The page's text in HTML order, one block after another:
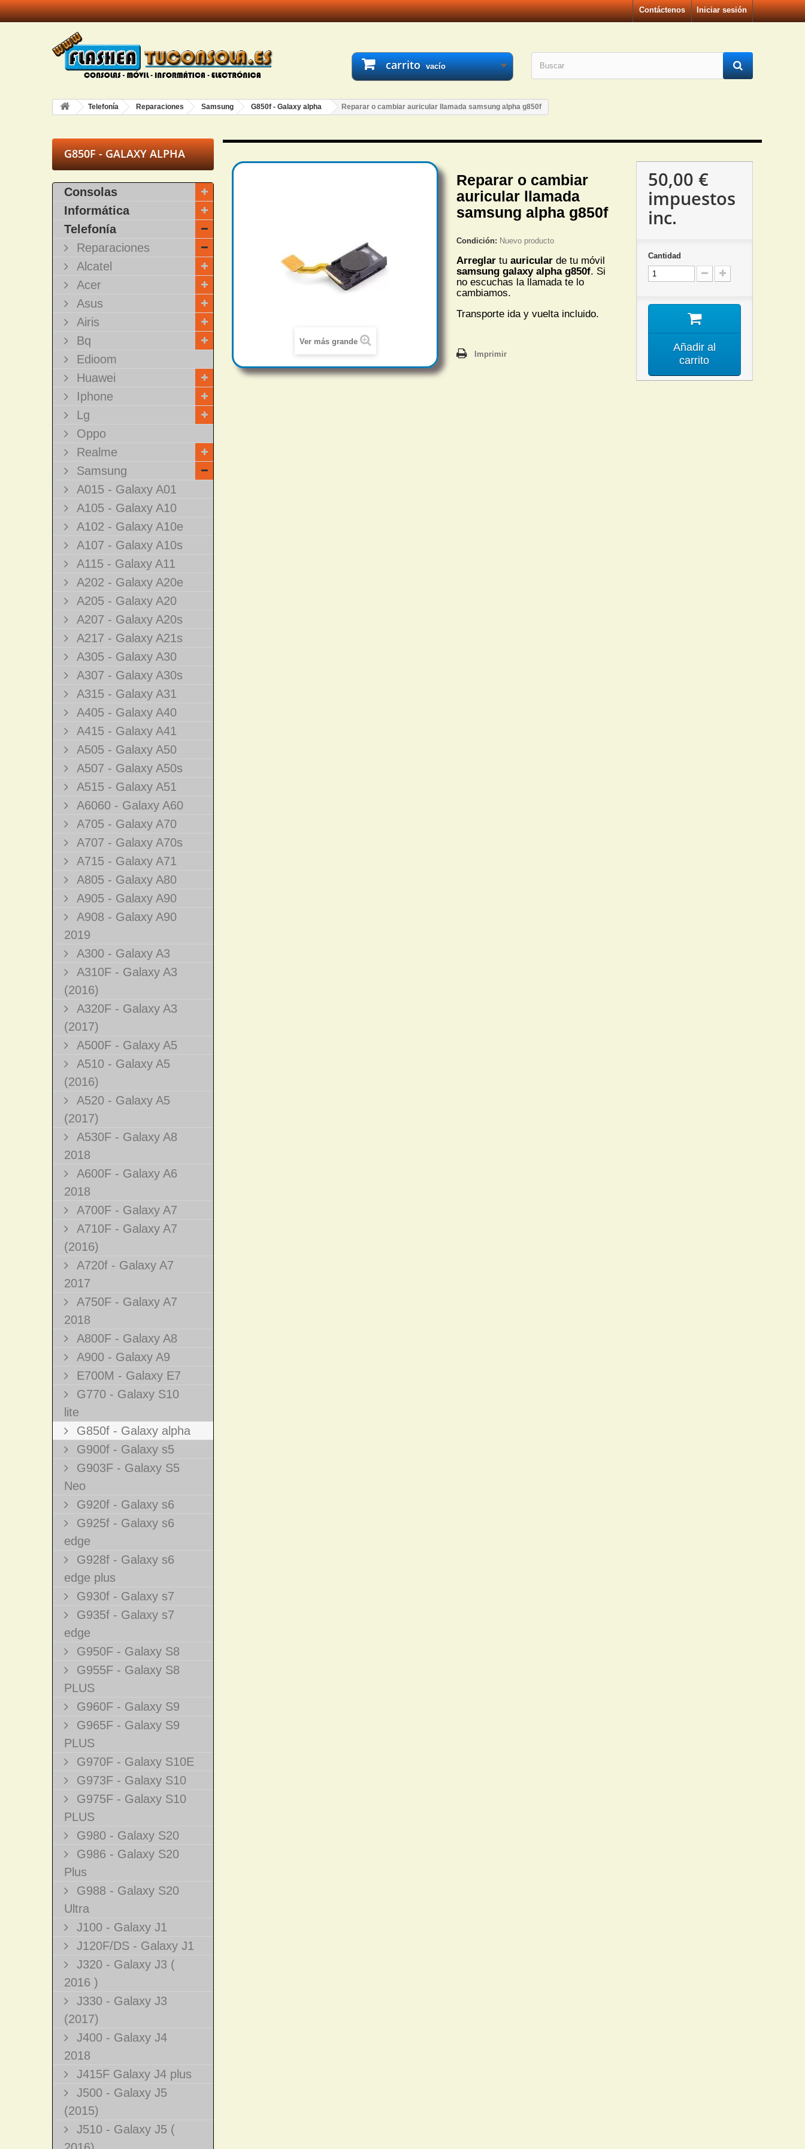
Iniciar sesión
Contáctenos
carrito vacío
Telefonía Reparaciones Samsung G850f - Galaxy alpha Reparar o cambiar auricular llamada samsung alpha g850f
G850F - GALAXY ALPHA
Consolas
Informática
Telefonía
Reparaciones
Alcatel
Acer
Asus
Airis
Bq
Edioom
Huawei
Iphone
Lg
Oppo
Realme
Samsung
A015 - Galaxy A01
A105 - Galaxy A10
A102 - Galaxy A10e
A107 - Galaxy A10s
A115 - Galaxy A11
A202 - Galaxy A20e
A205 - Galaxy A20
A207 - Galaxy A20s
A217 - Galaxy A21s
A305 - Galaxy A30
A307 - Galaxy A30s
A315 - Galaxy A31
A405 - Galaxy A40
A415 - Galaxy A41
A505 - Galaxy A50
A507 - Galaxy A50s
A515 - Galaxy A51
A6060 - Galaxy A60
A705 - Galaxy A70
A707 - Galaxy A70s
A715 - Galaxy A71
A805 - Galaxy A80
A905 - Galaxy A90
A908 - Galaxy A90
2019
A300 - Galaxy A3
A310F - Galaxy A3
(2016)
A320F - Galaxy A3
(2017)
A500F - Galaxy A5
A510 - Galaxy A5
(2016)
A520 - Galaxy A5
(2017)
A530F - Galaxy A8
2018
A600F - Galaxy A6
2018
A700F - Galaxy A7
A710F - Galaxy A7
(2016)
A720f - Galaxy A7
2017
A750F - Galaxy A7
2018
A800F - Galaxy A8
A900 - Galaxy A9
E700M - Galaxy E7
G770 - Galaxy S10
lite
G850f - Galaxy alpha
G900f - Galaxy s5
G903F - Galaxy S5
Neo
G920f - Galaxy s6
G925f - Galaxy s6
edge
G928f - Galaxy s6
edge plus
G930f - Galaxy s7
G935f - Galaxy s7
edge
G950F - Galaxy S8
G955F - Galaxy S8
PLUS
G960F - Galaxy S9
G965F - Galaxy S9
PLUS
G970F - Galaxy S10E
G973F - Galaxy S10
G975F - Galaxy S10
PLUS
G980 - Galaxy S20
G986 - Galaxy S20
Plus
G988 - Galaxy S20
Ultra
J100 - Galaxy J1
J120F/DS - Galaxy J1
J320 - Galaxy J3 (
2016 )
J330 - Galaxy J3
(2017)
J400 - Galaxy J4
2018
J415F Galaxy J4 plus
J500 - Galaxy J5
(2015)
J510 - Galaxy J5 (
Ver más grande
Reparar o cambiar
auricular llamada
samsung alpha g850f
Condición: Nuevo producto
Arreglar tu auricular de tu móvil
samsung galaxy alpha g850f. Si
no escuchas la llamada te lo
cambiamos.
Transporte ida y vuelta incluido.
Imprimir
50,00 €
impuestos
inc.
Cantidad
Añadir al
carrito